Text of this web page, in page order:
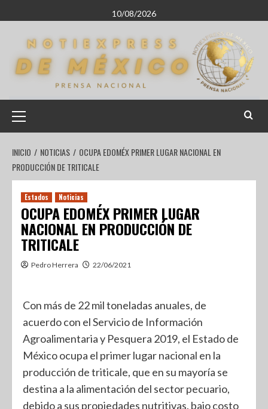
10/08/2026
INICIO NOTICIAS
OCUPA EDOMÉX PRIMER LUGAR NACIONAL EN
PRODUCCIÓN DE TRITICALE
Estados Noticias
OCUPA EDOMÉX PRIMER LUGAR
NACIONAL EN PRODUCCIÓN DE
TRITICALE
Pedro Herrera 22/06/2021
Con más de 22 mil toneladas anuales, de
acuerdo con el Servicio de Información
Agroalimentaria y Pesquera 2019, el Estado de
México ocupa el primer lugar nacional en la
producción de triticale, que en su mayoría se
destina a la alimentación del sector pecuario,
debido a sus propiedades nutritivas, bajo costo